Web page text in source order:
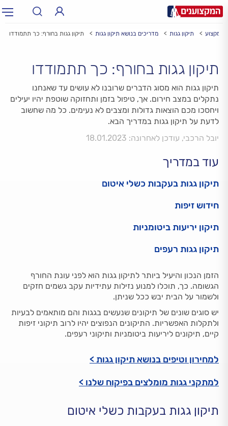
עיר: תל אביב, חיפה…
מקצוע תיקון גגות מדריכים בנושא תיקון גגות תיקון גגות בחורף: כך תתמודדו
תיקון גגות בחורף: כך תתמודדו
תיקון גגות הוא מסוג הדברים שרובנו לא עושים עד שאנחנו
נתקלים במצב חירום. אך, טיפול בזמן ותחזוקה שוטפת יהיו יעילים
ויחסכו מכם הוצאות גדולות ומצבים לא נעימים. כל מה שחשוב
לדעת על תיקון גגות במדריך הבא.
יובל הרכבי, עודכן לאחרונה: 18.01.2023
עוד במדריך
תיקון גגות בעקבות כשלי איטום
חידוש זיפות
תיקון יריעות ביטומניות
תיקון גגות רעפים
הזמן הנכון והיעיל ביותר לתיקון גגות הוא לפני עונת החורף
הגשומה. כך, תוכלו למנוע נזילות עתידיות עקב גשמים חזקים
ולשמור על הבית יבש ככל שניתן.
יש סוגים שונים של תיקונים שנעשים בגגות והם מותאמים לבעיות
ולתקלות האפשריות. התיקונים הנפוצים יהיו לרוב תיקוני זיפות
קיים, תיקונים ליריעות ביטומניות ותיקוני רעפים.
למחירון וטיפים בנושא תיקון גגות >
למתקני גגות מומלצים בפיקוח שלנו >
תיקון גגות בעקבות כשלי איטום